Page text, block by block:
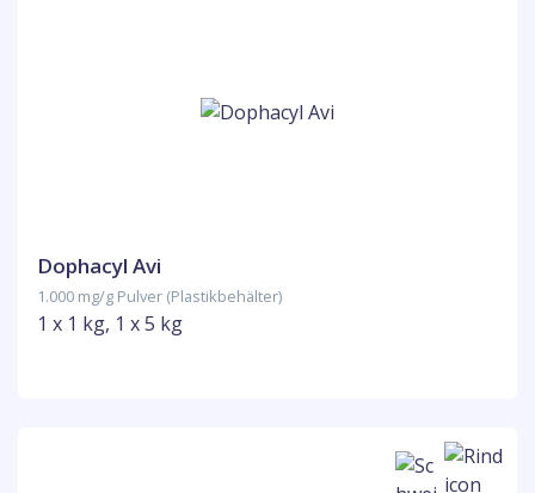
Dophacyl Avi
1.000 mg/g Pulver (Plastikbehälter)
1 x 1 kg, 1 x 5 kg